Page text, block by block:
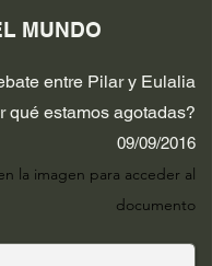
MUNDO
entre Pilar y Eulalia
qué estamos agotadas?
09/09/2016
la imagen para acceder al
documento